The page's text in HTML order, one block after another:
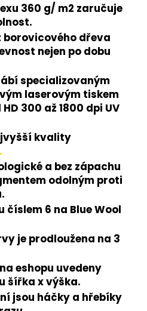
360 g/ m2 zaručuje
dřeva
nejen po dobu
specializovaným
laserovým tiskem
300 až 1800 dpi UV
kvality
a bez zápachu
odolným proti
číslem 6 na Blue Wool
je prodloužena na 3
eshopu uvedeny
šířka x výška.
jsou háčky a hřebíky